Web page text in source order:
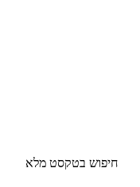
חיפוש בטקסט מלא